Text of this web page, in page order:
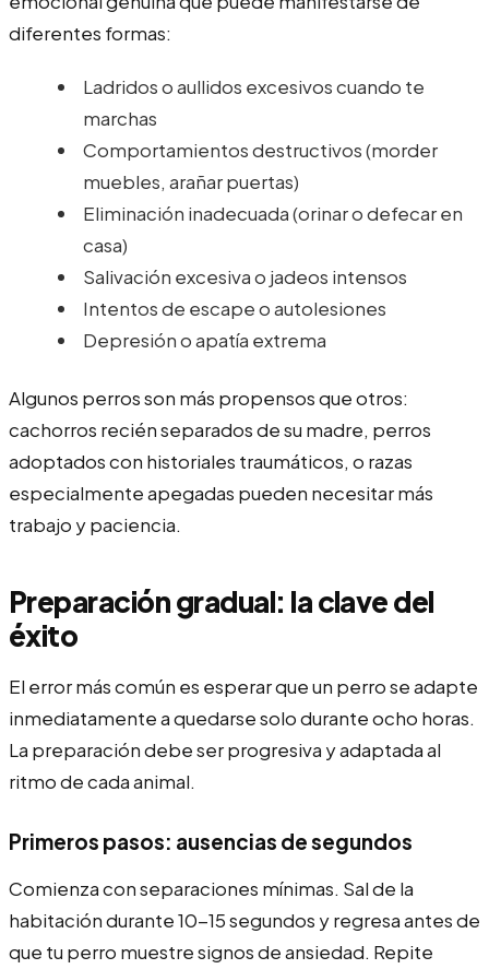
diferentes formas:
Ladridos o aullidos excesivos cuando te
marchas
Comportamientos destructivos (morder
muebles, arañar puertas)
Eliminación inadecuada (orinar o defecar en
casa)
Salivación excesiva o jadeos intensos
Intentos de escape o autolesiones
Depresión o apatía extrema
Algunos perros son más propensos que otros:
cachorros recién separados de su madre, perros
adoptados con historiales traumáticos, o razas
especialmente apegadas pueden necesitar más
trabajo y paciencia.
Preparación gradual: la clave del
éxito
El error más común es esperar que un perro se adapte
inmediatamente a quedarse solo durante ocho horas.
La preparación debe ser progresiva y adaptada al
ritmo de cada animal.
Primeros pasos: ausencias de segundos
Comienza con separaciones mínimas. Sal de la
habitación durante 10-15 segundos y regresa antes de
que tu perro muestre signos de ansiedad. Repite